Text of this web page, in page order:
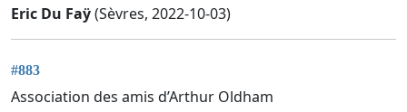
Eric Du Faÿ(Sèvres, 2022-10-03)
#883
Association des amis d’Arthur Oldham